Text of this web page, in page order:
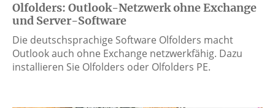
Olfolders: Outlook-Netzwerk ohne Exchange
und Server-Software
Die deutschsprachige Software Olfolders macht
Outlook auch ohne Exchange netzwerkfähig. Dazu
installieren Sie Olfolders oder Olfolders PE.